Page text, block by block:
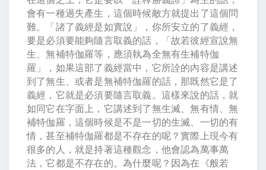
會有一種過失產生，這個時候敵方就提出了這個問
難。「諸了義經是如實說」，你所安立的了義經，
要是必須要能夠隨言取義的話，「故若彼經宣說無
生、無補特伽羅等，應須執為全無有生補特伽
羅」，如果這部了義經當中，它所詮的內容是講述
到了無生、或者是無補特伽羅的話，那既然它是了
義經，它就是必須要隨言取義。這樣來說的話，就
如同它在字面上，它講述到了無生滅、無有情、無
補特伽羅，這個時候是不是一切的生滅、一切的有
情，甚至補特伽羅都是不存在的呢？實際上現今有
很多的人，就是持著這種觀念，他會認為萬事萬
法，它都是不存在的。為什麼呢？因為在《般若